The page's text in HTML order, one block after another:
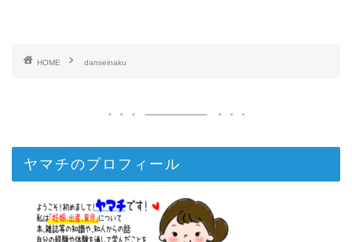
HOME danseinaku
ヤマチのプロフィール